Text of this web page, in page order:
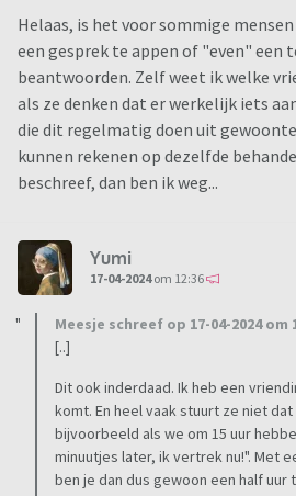
Helaas, is het voor sommige
een gesprek te appen of "even" een
beantwoorden. Zelf weet ik welke
als ze denken dat er werkelijk iets
die dit regelmatig doen uit
kunnen rekenen op dezelfde
beschreef, dan ben ik weg...
Yumi
17-04-2024om 12:36
Meesje schreef op 17-04-2024 om
[..]
Dit ook inderdaad. Ik heb een
komt. En heel vaak stuurt ze niet
bijvoorbeeld als we om 15 uur
minuutjes later, ik vertrek nu!". Met
ben je dan dus gewoon een half uur